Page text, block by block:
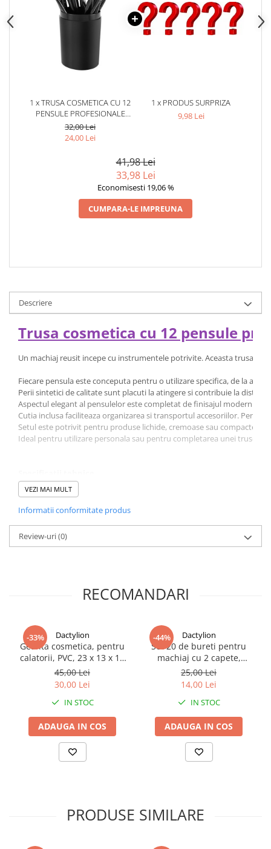
1 x TRUSA COSMETICA CU 12
PENSULE PROFESIONALE
PENTRU MACHIAJ COMPLET,
PERI SINTETICI MOI SI SUPORT
32,00 Lei
24,00 Lei
1 x PRODUS SURPRIZA
9,98 Lei
41,98 Lei
33,98 Lei
Economisesti 19,06 %
CUMPARA-LE IMPREUNA
Descriere
Trusa cosmetica cu 12 pensule
Un machiaj reusit incepe cu instrumentele potrivite. Aceasta trusa
Fiecare pensula este conceputa pentru o utilizare specifica, de la
Perii sintetici de calitate sunt placuti la atingere si contribuie la
Aspectul elegant al pensulelor este completat de finisajul modern al
Cutia inclusa faciliteaza organizarea si transportul accesoriilor.
Setul este potrivit pentru produse lichide, cremoase sau compacte,
Ideal pentru utilizare personala sau pentru completarea unei truse
Tip produs:trusa pensule machiaj
Numar pensule:
Tip peri:sintetici
Culoare carcasa:
Lungime pensule:
Cutie depozitare:inclusa
1 x Carcasa pentru depozitare
Trusa cosmetica cu 12 pensule profesionale pentru machiaj
VEZI MAI MULT
Informatii conformitate produs
Review-uri(0)
RECOMANDARI
-33% Dactylion
Geanta cosmetica, pentru
calatorii, PVC, 23 x 13 x 17
cm, roz
45,00 Lei
30,00 Lei
IN STOC
ADAUGA IN COS
-44% Dactylion
Set 20 de bureti pentru
machiaj cu 2 capete,
poliuretan si burete, negru
25,00 Lei
14,00 Lei
IN STOC
ADAUGA IN COS
PRODUSE SIMILARE